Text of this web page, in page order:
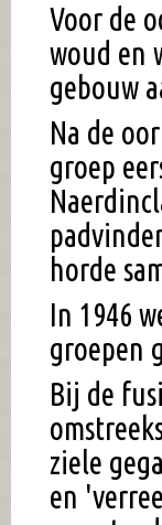
Voor de
woud en
gebouw
Na de
groep
horde
In 1946
groepen
Bij de
ziele
en